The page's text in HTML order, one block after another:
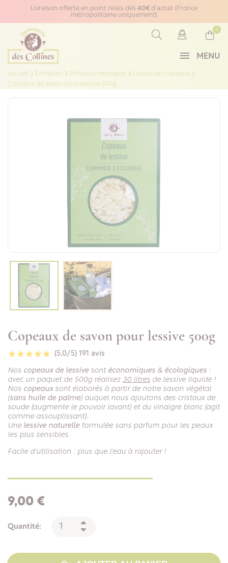
Panneau de gestion des cookies
Livraison offerte en point relais dès 40€ d'achat (France
métropolitaine uniquement).
MENU
0
Accueil Entretien Produits ménagers
Lessive en copeaux
Copeaux de savon pour lessive 500g
Copeaux de savon pour lessive 500g
(5,0/5) 191 avis
Nos copeaux de lessivesont économiques & écologiques :
avec un paquet de 500g réalisez 30 litres de lessive liquide !
Nos copeauxsont élaborés à partir de notre savon végétal
(sans huile de palme) auquel nous ajoutons des cristaux de
soude (augmente le pouvoir lavant) et du vinaigre blanc (agit
comme assouplissant).
Une lessive naturelleformulée sans parfum pour les peaux
les plus sensibles.
Facile d'utilisation : plus que l'eau à rajouter !
9,00 €
Quantité: